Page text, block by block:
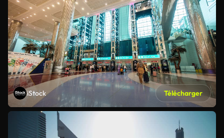
iStock Télécharger